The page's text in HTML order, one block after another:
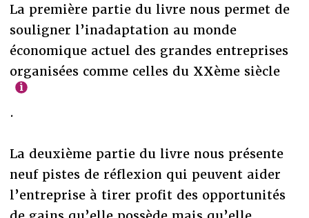
La première partie du livre nous permet de
souligner l’inadaptation au monde
économique actuel des grandes entreprises
organisées comme celles du XXème siècle
.
La deuxième partie du livre nous présente
neuf pistes de réflexion qui peuvent aider
l’entreprise à tirer profit des opportunités